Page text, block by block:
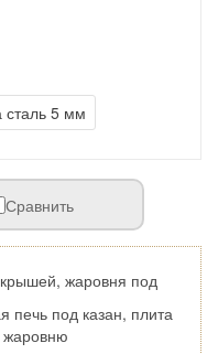
сталь 5 мм
Сравнить
жаровня под
печь под казан, плита